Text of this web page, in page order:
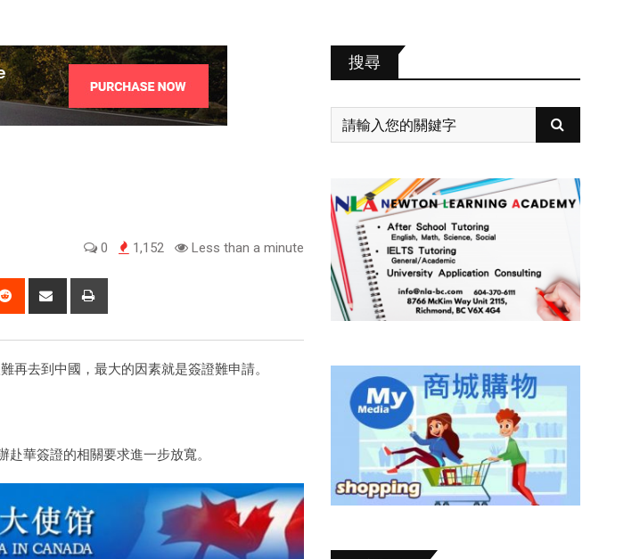
0 1,152 Less than a minute
再去到中國，最大的因素就是簽證難申請。
華簽證的相關要求進一步放寬。
搜尋